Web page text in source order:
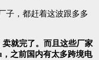
子，都赶着这波跟多多
就完了。而且这些厂家
之前国内有太多跨境电